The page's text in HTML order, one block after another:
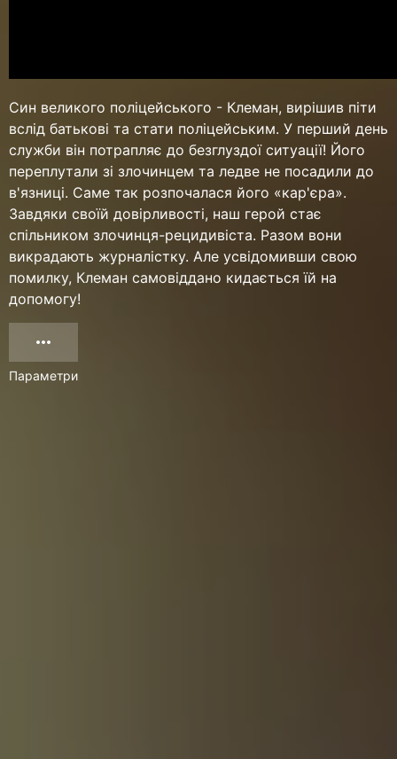
Син великого поліцейського - Клеман, вирішив піти
вслід батькові та стати поліцейським. У перший день
служби він потрапляє до безглуздої ситуації! Його
переплутали зі злочинцем та ледве не посадили до
в'язниці. Саме так розпочалася його «кар'єра».
Завдяки своїй довірливості, наш герой стає
спільником злочинця-рецидивіста. Разом вони
викрадають журналістку. Але усвідомивши свою
помилку, Клеман самовіддано кидається їй на
допомогу!
Параметри